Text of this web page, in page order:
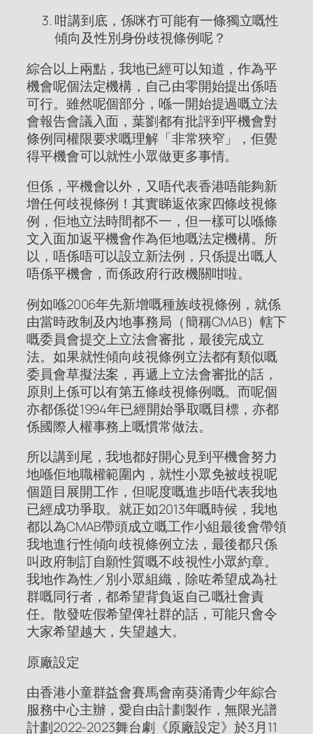
咁講到底，係咪冇可能有一條獨立嘅性
傾向及性別身份歧視條例呢？
綜合以上兩點，我地已經可以知道，作為平
機會呢個法定機構，自己由零開始提出係唔
可行。雖然呢個部分，喺一開始提過嘅立法
會報告會議入面，葉劉都有批評到平機會對
條例同權限要求嘅理解「非常狹窄」，佢覺
得平機會可以就性小眾做更多事情。
但係，平機會以外，又唔代表香港唔能夠新
增任何歧視條例！其實睇返依家四條歧視條
例，佢地立法時間都不一，但一樣可以喺條
文入面加返平機會作為佢地嘅法定機構。所
以，唔係唔可以設立新法例，只係提出嘅人
唔係平機會，而係政府行政機關咁啦。
例如喺2006年先新增嘅種族歧視條例，就係
由當時政制及內地事務局（簡稱CMAB）轄下
嘅委員會提交上立法會審批，最後完成立
法。如果就性傾向歧視條例立法都有類似嘅
委員會草擬法案，再遞上立法會審批的話，
原則上係可以有第五條歧視條例嘅。而呢個
亦都係從1994年已經開始爭取嘅目標，亦都
係國際人權事務上嘅慣常做法。
所以講到尾，我地都好開心見到平機會努力
地喺佢地職權範圍內，就性小眾免被歧視呢
個題目展開工作，但呢度嘅進步唔代表我地
已經成功爭取。就正如2013年嘅時候，我地
都以為CMAB帶頭成立嘅工作小組最後會帶領
我地進行性傾向歧視條例立法，最後都只係
叫政府制訂自願性質嘅不歧視性小眾約章。
我地作為性／別小眾組織，除咗希望成為社
群嘅同行者，都希望背負返自己嘅社會責
任。散發咗假希望俾社群的話，可能只會令
大家希望越大，失望越大。
原廠設定
由香港小童群益會賽馬會南葵涌青少年綜合
服務中心主辦，愛自由計劃製作，無限光譜
計劃2022-2023舞台劇《原廠設定》於3月11